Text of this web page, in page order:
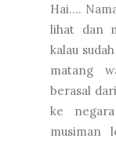
Hai….
lihat dan
kalau
matang
berasal
ke
musiman